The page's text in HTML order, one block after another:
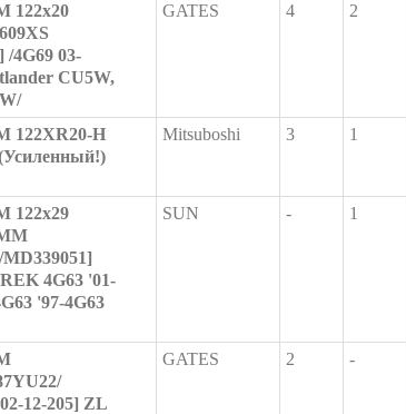
122x20
/4G69 03-
CU5W,
GATES 4 2
122XR20-H
Mitsuboshi 3 1
122x29
4G63 '01-
'97-4G63
SUN - 1
12-205] ZL
GATES 2 -